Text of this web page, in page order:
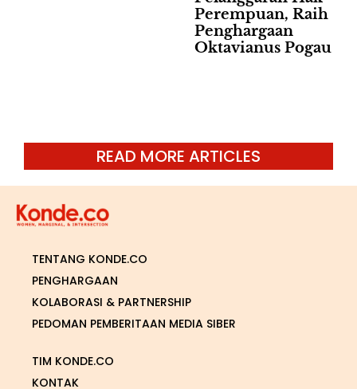
Perempuan, Raih
Penghargaan
Oktavianus Pogau
READ MORE ARTICLES
TENTANG KONDE.CO
PENGHARGAAN
KOLABORASI & PARTNERSHIP
PEDOMAN PEMBERITAAN MEDIA SIBER
TIM KONDE.CO
KONTAK